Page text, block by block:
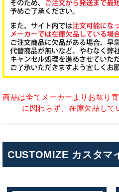
商品は全てメーカーよりお取り
に関わらず、在庫欠品して
CUSTOMIZE カスタマ